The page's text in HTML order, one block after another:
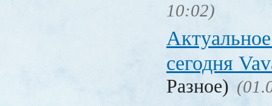
10:02)
сегодня
Разное)